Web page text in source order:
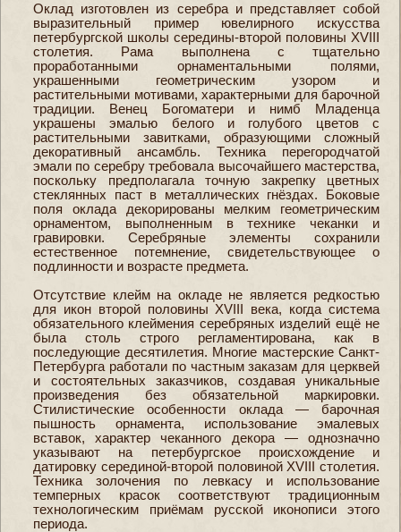
Оклад изготовлен из серебра и представляет собой
выразительный пример ювелирного искусства
петербургской школы середины-второй половины XVIII
столетия. Рама выполнена с тщательно
проработанными орнаментальными полями,
украшенными геометрическим узором и
растительными мотивами, характерными для барочной
традиции. Венец Богоматери и нимб Младенца
украшены эмалью белого и голубого цветов с
растительными завитками, образующими сложный
декоративный ансамбль. Техника перегородчатой
эмали по серебру требовала высочайшего мастерства,
поскольку предполагала точную закрепку цветных
стеклянных паст в металлических гнёздах. Боковые
поля оклада декорированы мелким геометрическим
орнаментом, выполненным в технике чеканки и
гравировки. Серебряные элементы сохранили
естественное потемнение, свидетельствующее о
подлинности и возрасте предмета.
Отсутствие клейм на окладе не является редкостью
для икон второй половины XVIII века, когда система
обязательного клеймения серебряных изделий ещё не
была столь строго регламентирована, как в
последующие десятилетия. Многие мастерские Санкт-
Петербурга работали по частным заказам для церквей
и состоятельных заказчиков, создавая уникальные
произведения без обязательной маркировки.
Стилистические особенности оклада — барочная
пышность орнамента, использование эмалевых
вставок, характер чеканного декора — однозначно
указывают на петербургское происхождение и
датировку серединой-второй половиной XVIII столетия.
Техника золочения по левкасу и использование
темперных красок соответствуют традиционным
технологическим приёмам русской иконописи этого
периода.